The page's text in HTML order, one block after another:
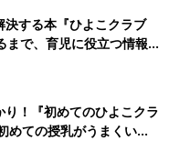
する本『ひよこクラブ
で、育児に役立つ情報が
！『初めてのひよこクラ
めての授乳がうまくい
と夏のトラブル 解決テ